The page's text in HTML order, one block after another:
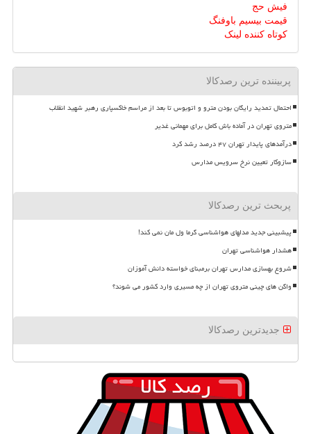
فیش حج
قیمت بیسیم باوفنگ
کوتاه کننده لینک
پربیننده ترین رصدکالا
احتمال تمدید رایگان بودن مترو و اتوبوس تا بعد از مراسم خاکسپاری رهبر شهید انقلاب
متروی تهران در آماده باش کامل برای مهمانی غدیر
درآمدهای پایدار تهران ۴۷ درصد رشد کرد
سازوکار تعیین نرخ سرویس مدارس
پربحث ترین رصدکالا
پیشبینی جدید مدلهای هواشناسی گرما ول مان نمی کند!
هشدار هواشناسی تهران
شروع بهسازی مدارس تهران برمبنای خواسته دانش آموزان
واگن های چینی متروی تهران از چه مسیری وارد کشور می شوند؟
جدیدترین رصدکالا